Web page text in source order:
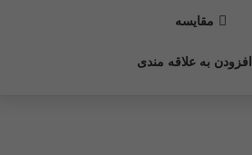
مقايسه
افزودن به علاقه مندی